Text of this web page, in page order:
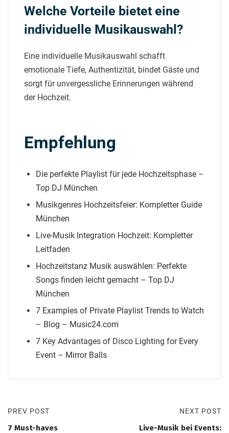
Welche Vorteile bietet eine
individuelle Musikauswahl?
Eine individuelle Musikauswahl schafft
emotionale Tiefe, Authentizität, bindet Gäste und
sorgt für unvergessliche Erinnerungen während
der Hochzeit.
Empfehlung
Die perfekte Playlist für jede Hochzeitsphase –
Top DJ München
Musikgenres Hochzeitsfeier: Kompletter Guide
München
Live-Musik Integration Hochzeit: Kompletter
Leitfaden
Hochzeitstanz Musik auswählen: Perfekte
Songs finden leicht gemacht – Top DJ
München
7 Examples of Private Playlist Trends to Watch
– Blog – Music24.com
7 Key Advantages of Disco Lighting for Every
Event – Mirror Balls
PREV POST
7 Must-haves
NEXT POST
Live-Musik bei Events: